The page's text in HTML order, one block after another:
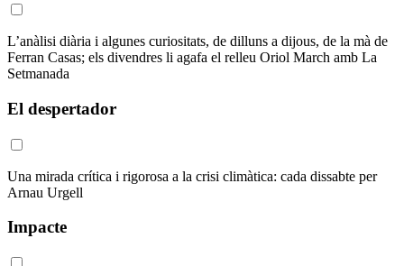
L’anàlisi diària i algunes curiositats, de dilluns a dijous, de la mà de
Ferran Casas; els divendres li agafa el relleu Oriol March amb La
Setmanada
El despertador
Una mirada crítica i rigorosa a la crisi climàtica: cada dissabte per
Arnau Urgell
Impacte